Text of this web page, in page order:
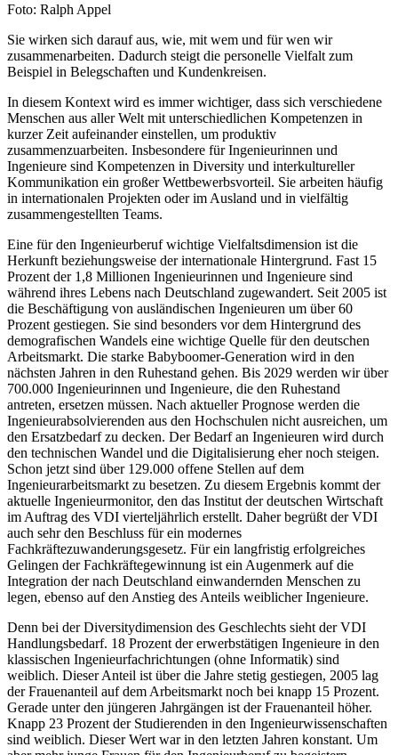
Foto: Ralph Appel
Sie wirken sich darauf aus, wie, mit wem und für wen wir
zusammenarbeiten. Dadurch steigt die personelle Vielfalt zum
Beispiel in Belegschaften und Kundenkreisen.
In diesem Kontext wird es immer wichtiger, dass sich verschiedene
Menschen aus aller Welt mit unterschiedlichen Kompetenzen in
kurzer Zeit aufeinander einstellen, um produktiv
zusammenzuarbeiten. Insbesondere für Ingenieurinnen und
Ingenieure sind Kompetenzen in Diversity und interkultureller
Kommunikation ein großer Wettbewerbsvorteil. Sie arbeiten häufig
in internationalen Projekten oder im Ausland und in vielfältig
zusammengestellten Teams.
Eine für den Ingenieurberuf wichtige Vielfaltsdimension ist die
Herkunft beziehungsweise der internationale Hintergrund. Fast 15
Prozent der 1,8 Millionen Ingenieurinnen und Ingenieure sind
während ihres Lebens nach Deutschland zugewandert. Seit 2005 ist
die Beschäftigung von ausländischen Ingenieuren um über 60
Prozent gestiegen. Sie sind besonders vor dem Hintergrund des
demografischen Wandels eine wichtige Quelle für den deutschen
Arbeitsmarkt. Die starke Babyboomer-Generation wird in den
nächsten Jahren in den Ruhestand gehen. Bis 2029 werden wir über
700.000 Ingenieurinnen und Ingenieure, die den Ruhestand
antreten, ersetzen müssen. Nach aktueller Prognose werden die
Ingenieurabsolvierenden aus den Hochschulen nicht ausreichen, um
den Ersatzbedarf zu decken. Der Bedarf an Ingenieuren wird durch
den technischen Wandel und die Digitalisierung eher noch steigen.
Schon jetzt sind über 129.000 offene Stellen auf dem
Ingenieurarbeitsmarkt zu besetzen. Zu diesem Ergebnis kommt der
aktuelle Ingenieurmonitor, den das Institut der deutschen Wirtschaft
im Auftrag des VDI vierteljährlich erstellt. Daher begrüßt der VDI
auch sehr den Beschluss für ein modernes
Fachkräftezuwanderungsgesetz. Für ein langfristig erfolgreiches
Gelingen der Fachkräftegewinnung ist ein Augenmerk auf die
Integration der nach Deutschland einwandernden Menschen zu
legen, ebenso auf den Anstieg des Anteils weiblicher Ingenieure.
Denn bei der Diversitydimension des Geschlechts sieht der VDI
Handlungsbedarf. 18 Prozent der erwerbstätigen Ingenieure in den
klassischen Ingenieurfachrichtungen (ohne Informatik) sind
weiblich. Dieser Anteil ist über die Jahre stetig gestiegen, 2005 lag
der Frauenanteil auf dem Arbeitsmarkt noch bei knapp 15 Prozent.
Gerade unter den jüngeren Jahrgängen ist der Frauenanteil höher.
Knapp 23 Prozent der Studierenden in den Ingenieurwissenschaften
sind weiblich. Dieser Wert war in den letzten Jahren konstant. Um